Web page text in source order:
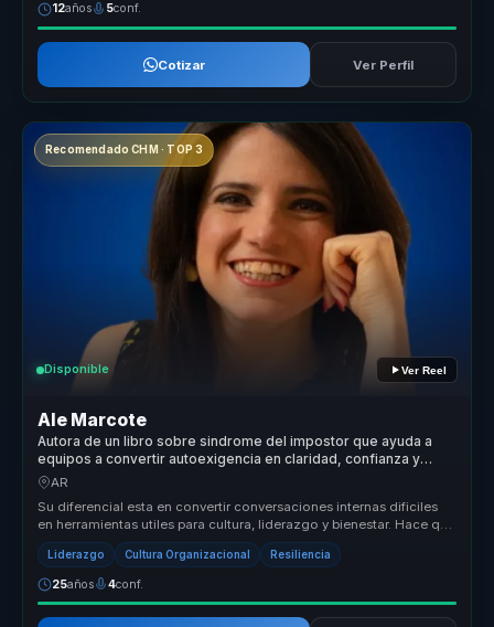
12años 5conf.
Cotizar Ver Perfil
Recomendado CHM · TOP 3
Disponible Ver Reel
Ale Marcote
Autora de un libro sobre sindrome del impostor que ayuda a
equipos a convertir autoexigencia en claridad, confianza y
participacion.
AR
Su diferencial esta en convertir conversaciones internas dificiles
en herramientas utiles para cultura, liderazgo y bienestar. Hace que
t...
Liderazgo Cultura Organizacional Resiliencia
25años 4conf.